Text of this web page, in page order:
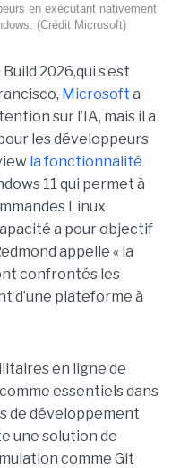
en exécutant nativement
(Crédit Microsoft)
2026,qui s’est
Microsoft a
sur l’IA, mais il a
les développeurs
la fonctionnalité
11 qui permet à
Linux
a pour objectif
appelle « la
confrontés les
d’une plateforme à
en ligne de
essentiels dans
de développement
une solution de
comme Git